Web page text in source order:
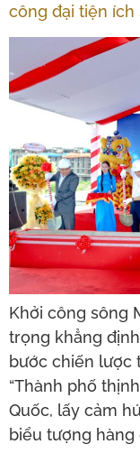
công đại tiện ích
Khởi công sông
trọng khẳng
bước chiến lược
“Thành phố
Quốc, lấy cảm
biểu tượng hàng